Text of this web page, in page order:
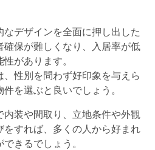
デザインを全面に押し出した
保が難しくなり、入居率が低
があります。
性別を問わず好印象を与えら
を選ぶと良いでしょう。
内装や間取り、立地条件や外観
をすれば、多くの人から好まれ
きるでしょう。